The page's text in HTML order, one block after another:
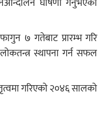
७ गतेबाट प्रारम्भ गरि
स्थापना गर्न सफल
गरिएको २०४६ सालको